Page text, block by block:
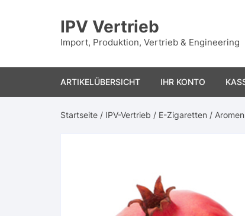
IPV Vertrieb
Import, Produktion, Vertrieb & Engineering
ARTIKELÜBERSICHT IHR KONTO
Startseite / IPV-Vertrieb / E-Zigaretten /